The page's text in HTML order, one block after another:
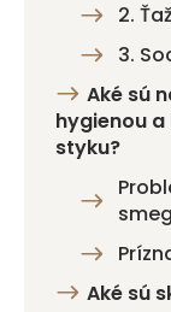
2.
3.
Aké sú
hygienou
styku?
Aké sú